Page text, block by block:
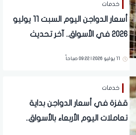
خدمات
أسعار الدواجن اليوم السبت 11 يوليو
2026 في الأسواق.. آخر تحديث
11 يوليو 2026 | 09:22 صباحاً
خدمات
قفزة في أسعار الدواجن بداية
تعاملات اليوم الأربعاء بالأسواق..